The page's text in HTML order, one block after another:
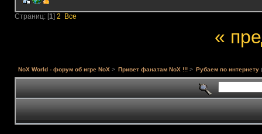
Страниц: [1] 2 Все
«
NoX World - форум об игре NoX> Привет фанатам NoX !!! > Рубаем по интернету